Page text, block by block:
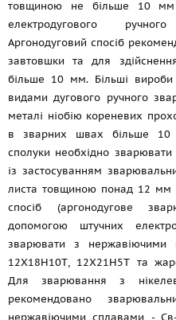
товщиною не більше 10 мм
електродугового
Аргонодуговий спосіб
завтовшки та для
більше 10 мм. Більші
видами дугового ручного
металі ніобію кореневих
в зварних швах більше 10
сполуки необхідно зварювати
із застосуванням
листа товщиною понад 12 мм
спосіб (аргонодугове
допомогою штучних
зварювати з
12Х18Н10Т, 12Х21Н5Т та
Для зварювання з
рекомендовано
нержавіючими сплавами -